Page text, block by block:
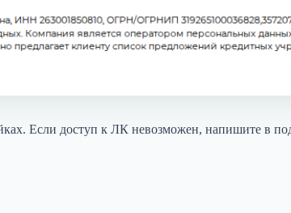
Если доступ к ЛК невозможен, напишите в